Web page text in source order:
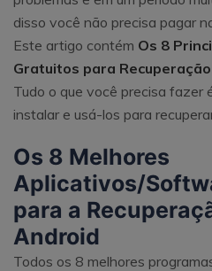
disso você não precisa pagar
Este artigo contém Os 8
Gratuitos para
Tudo o que você precisa fazer
instalar e usá-los para
Os 8 Melhores
Aplicativos/
para a
Android
Todos os 8 melhores